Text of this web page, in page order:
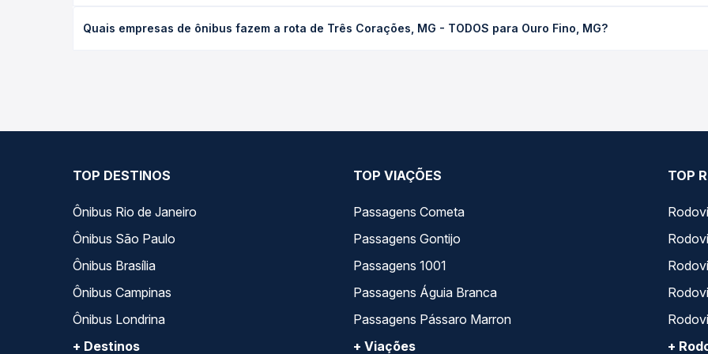
poltrona e a antecedência da compra. Na Quero Passagem você compara os preços de todas as viações em tempo
Quais empresas de ônibus fazem a rota de Três Corações, MG - TODOS para Ouro Fino, MG?
TOP DESTINOS
Ônibus Rio de Janeiro
Ônibus São Paulo
Ônibus Brasília
Ônibus Campinas
Ônibus Londrina
+ Destinos
TOP VIAÇÕES
Passagens Cometa
Passagens Gontijo
Passagens 1001
Passagens Águia Branca
Passagens Pássaro Marron
+ Viações
TOP
+